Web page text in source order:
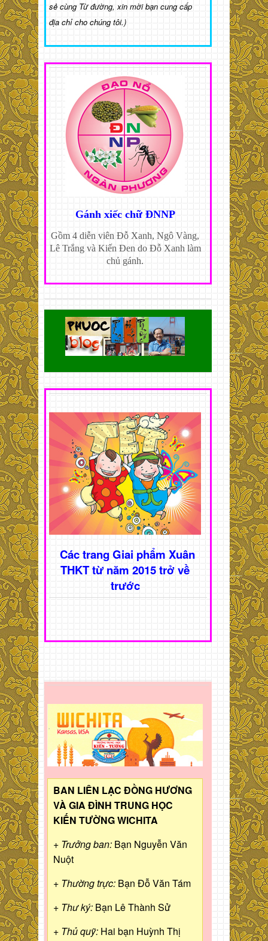
sẻ cùng Từ đường, xin mời bạn cung cấp
địa chỉ cho chúng tôi.)
Gánh xiếc chữ ĐNNP
Gồm 4 diễn viên Đỗ Xanh, Ngô Vàng,
Lê Trắng và Kiến Đen do Đỗ Xanh làm
chủ gánh.
Các trang Giai phẩm Xuân
THKT từ năm 2015 trở về
trước
BAN LIÊN LẠC ĐỒNG HƯƠNG
VÀ GIA ĐÌNH TRUNG HỌC
KIẾN TƯỜNG WICHITA
+ Trưởng ban: Bạn Nguyễn Văn
Nuột
+ Thường trực: Bạn Đỗ Văn Tám
+ Thư ký: Bạn Lê Thành Sử
+ Thủ quỹ: Hai bạn Huỳnh Thị